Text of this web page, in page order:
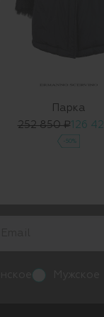
Парка
252 850 ₽126
-50%